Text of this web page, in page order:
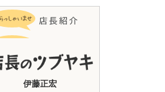
伊藤正宏